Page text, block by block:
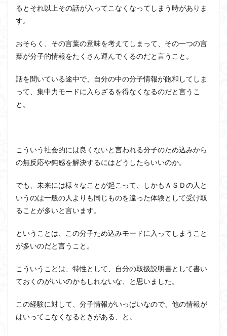
るとそれ以上その話が入ってこなくなってしまう時がありま
す。
おそらく、その言葉の意味を考えてしまって、その一つの言
葉が分子的情報をたくさん運んでくるのだと言うこと。
話を聞いている途中で、自分の中の分子情報が飽和してしま
って、集中力モードに入らざるを得なくなるのだと言うこ
と。
こういう社会的には良くないと言われる分子のため込みから
の無反応や鈍感を解決するにはどうしたらいいのか。
でも、未来には様々なことが起こって、しかもＡＳＤの人と
いうのは一般の人よりも同じものを違った体験として受け取
ることが多いと言います。
ということは、この分子ため込みモードに入ってしまうこと
が多いのだと言うこと。
こういうことは、特性として、自分の取扱説明書として書い
ておくのがいいのかもしれないな、と思いました。
この経験に対して、分子情報がいっぱいなので、他の情報が
はいってこなくなるときがある、と。